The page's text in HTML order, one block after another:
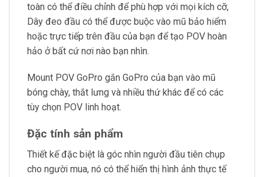
toàn có thể điều chỉnh để phù hợp với mọi kích cỡ,
Dây đeo đầu có thể được buộc vào mũ bảo hiểm
hoặc trực tiếp trên đầu của bạn để tạo POV hoàn
hảo ở bất cứ nơi nào bạn nhìn.
Mount POV GoPro gắn GoPro của bạn vào mũ
bóng chày, thắt lưng và nhiều thứ khác để có các
tùy chọn POV linh hoạt.
Đặc tính sản phẩm
Thiết kế đặc biệt là góc nhìn người đầu tiên chụp
cho người mua, nó có thể hiển thị hình ảnh thực tế